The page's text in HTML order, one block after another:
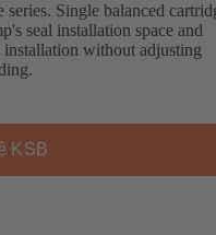
Single balanced
seal installation space and
installation without adjusting
KSB